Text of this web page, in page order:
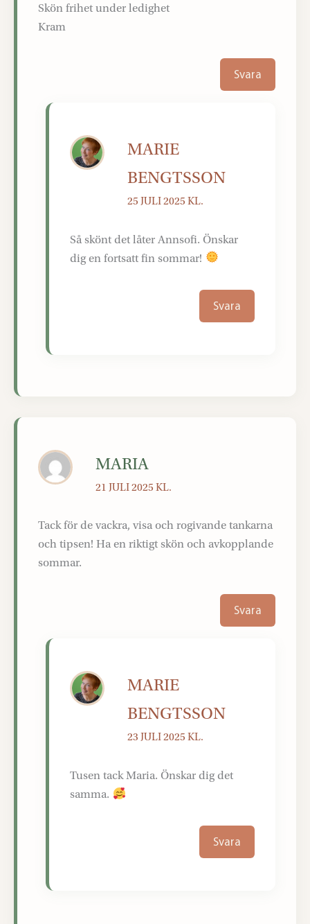
Skön frihet under ledighet
Kram
Svara
MARIE
BENGTSSON
25 JULI 2025 KL.
Så skönt det låter Annsofi. Önskar
dig en fortsatt fin sommar!
Svara
MARIA
21 JULI 2025 KL.
Tack för de vackra, visa och rogivande tankarna
och tipsen! Ha en riktigt skön och avkopplande
sommar.
Svara
MARIE
BENGTSSON
23 JULI 2025 KL.
Tusen tack Maria. Önskar dig det
samma.
Svara